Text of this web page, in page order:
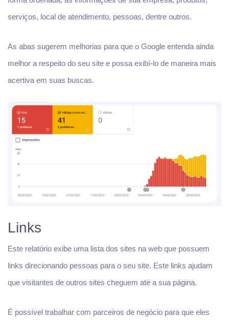
serviços, local de atendimento, pessoas, dentre outros.
As abas sugerem melhorias para que o Google entenda ainda
melhor a respeito do seu site e possa exibí-lo de maneira mais
acertiva em suas buscas.
Links
Este relatório exibe uma lista dos sites na web que possuem
links direcionando pessoas para o seu site. Este links ajudam
que visitantes de outros sites cheguem até a sua página.
É possível trabalhar com parceiros de negócio para que eles